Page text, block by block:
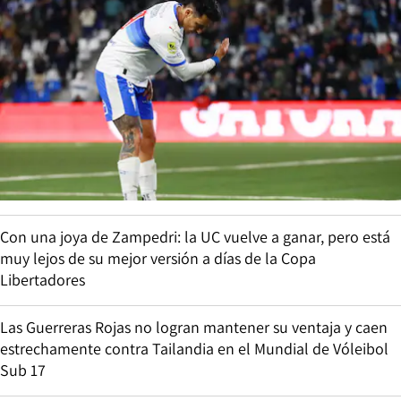
Con una joya de Zampedri: la UC vuelve a ganar, pero está
muy lejos de su mejor versión a días de la Copa
Libertadores
Las Guerreras Rojas no logran mantener su ventaja y caen
estrechamente contra Tailandia en el Mundial de Vóleibol
Sub 17